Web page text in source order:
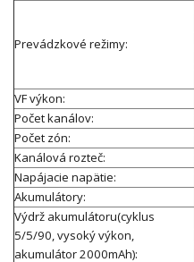
Prevádzkové režimy:
VF výkon:
Počet kanálov:
Počet zón:
Kanálová rozteč:
Napájacie napätie:
Akumulátory:
Výdrž akumulátoru(cyklus
5/5/90, vysoký výkon,
akumulátor 2000mAh):